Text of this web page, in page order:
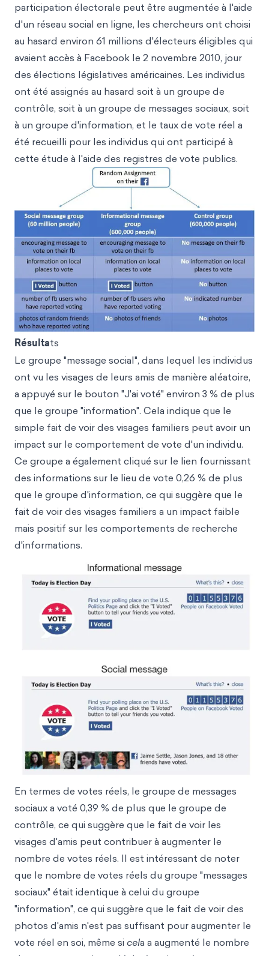
participation électorale peut être augmentée à l'aide
d'un réseau social en ligne, les chercheurs ont choisi
au hasard environ 61 millions d'électeurs éligibles qui
avaient accès à Facebook le 2 novembre 2010, jour
des élections législatives américaines. Les individus
ont été assignés au hasard soit à un groupe de
contrôle, soit à un groupe de messages sociaux, soit
à un groupe d'information, et le taux de vote réel a
été recueilli pour les individus qui ont participé à
cette étude à l'aide des registres de vote publics.
Résultats
Le groupe "message social", dans lequel les individus
ont vu les visages de leurs amis de manière aléatoire,
a appuyé sur le bouton "J'ai voté" environ 3 % de plus
que le groupe "information". Cela indique que le
simple fait de voir des visages familiers peut avoir un
impact sur le comportement de vote d'un individu.
Ce groupe a également cliqué sur le lien fournissant
des informations sur le lieu de vote 0,26 % de plus
que le groupe d'information, ce qui suggère que le
fait de voir des visages familiers a un impact faible
mais positif sur les comportements de recherche
d'informations.
En termes de votes réels, le groupe de messages
sociaux a voté 0,39 % de plus que le groupe de
contrôle, ce qui suggère que le fait de voir les
visages d'amis peut contribuer à augmenter le
nombre de votes réels. Il est intéressant de noter
que le nombre de votes réels du groupe "messages
sociaux" était identique à celui du groupe
"information", ce qui suggère que le fait de voir des
photos d'amis n'est pas suffisant pour augmenter le
vote réel en soi, même si cela a augmenté le nombre